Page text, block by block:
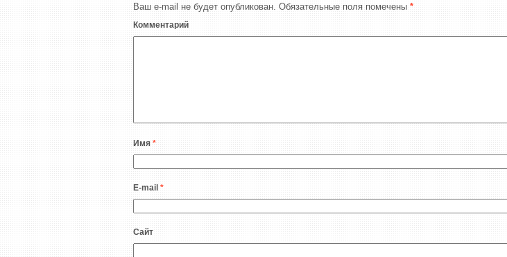
Ваш e-mail не будет опубликован. Обязательные поля помечены *
Комментарий
Имя *
E-mail *
Сайт